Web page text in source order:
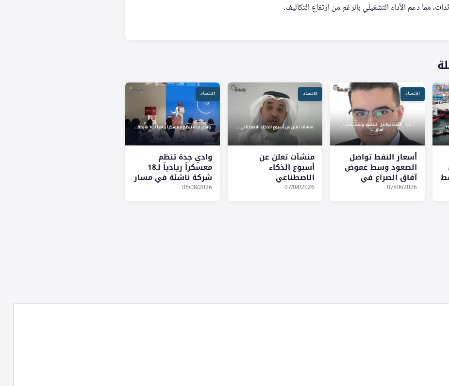
مما دعم الأداء التشغيلي بالرغم من ارتفاع التكاليف.
اقتصاد
أسعار النفط تواصل
الصعود وسط غموض
آفاق الصراع في
الشرق الأوسط
07/08/2026
اقتصاد
منشآت تعلن عن
أسبوع الذكاء
الاصطناعي
لاستكشاف الفرص
07/08/2026
اقتصاد
وادي جدة تنظم
معسكراً ريادياً لـ18
شركة ناشئة في مسار
الاستثمار والاحتضان
06/08/2026